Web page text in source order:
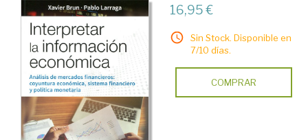
16,95 €
Sin Stock. Disponible en
7/10 días.
COMPRAR